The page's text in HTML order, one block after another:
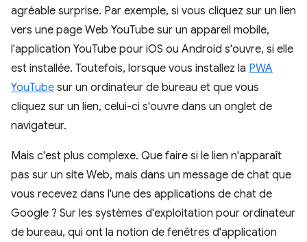
agréable surprise. Par exemple, si vous cliquez sur un lien
vers une page Web YouTube sur un appareil mobile,
l'application YouTube pour iOS ou Android s'ouvre, si elle
est installée. Toutefois, lorsque vous installez la PWA
YouTube sur un ordinateur de bureau et que vous
cliquez sur un lien, celui-ci s'ouvre dans un onglet de
navigateur.
Mais c'est plus complexe. Que faire si le lien n'apparaît
pas sur un site Web, mais dans un message de chat que
vous recevez dans l'une des applications de chat de
Google ? Sur les systèmes d'exploitation pour ordinateur
de bureau, qui ont la notion de fenêtres d'application